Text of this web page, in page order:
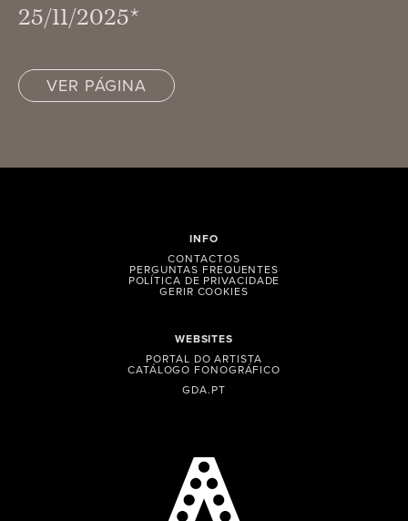
25/11/2025*
VER PÁGINA
WEBSITES
PORTAL DO ARTISTA
CATÁLOGO FONOGRÁFICO
GDA.PT
INFO
CONTACTOS
PERGUNTAS FREQUENTES
POLÍTICA DE PRIVACIDADE
GERIR COOKIES